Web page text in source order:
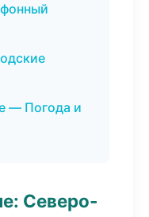
— Погода и
Северо-